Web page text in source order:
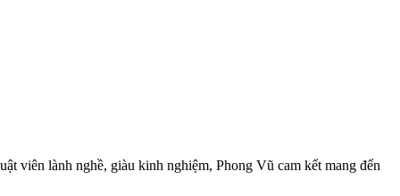
viên lành nghề, giàu kinh nghiệm, Phong Vũ cam kết mang đến